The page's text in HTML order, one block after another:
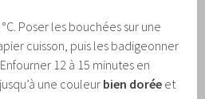
Poser les bouchées sur une
cuisson, puis les badigeonner
12 à 15 minutes en
une couleur bien dorée et